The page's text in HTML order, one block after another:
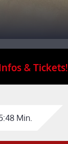
& Tickets!
Min.